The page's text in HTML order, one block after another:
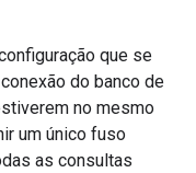
que se
do banco de
no mesmo
um único fuso
as consultas